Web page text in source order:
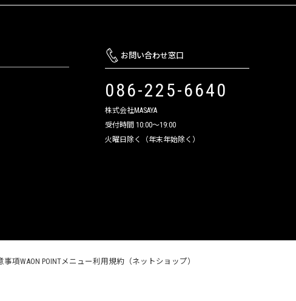
お問い合わせ窓口
086-225-6640
株式会社MASAYA
受付時間 10:00～19:00
火曜日除く（年末年始除く）
事項WAON POINTメニュー利用規約（ネットショップ）